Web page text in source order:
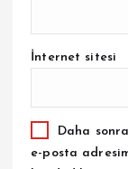
İnternet sitesi
Daha
e-posta